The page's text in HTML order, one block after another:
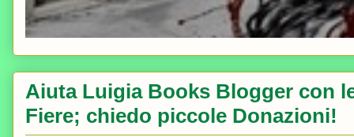
Aiuta Luigia Books Blogger con
Fiere; chiedo piccole Donazioni!